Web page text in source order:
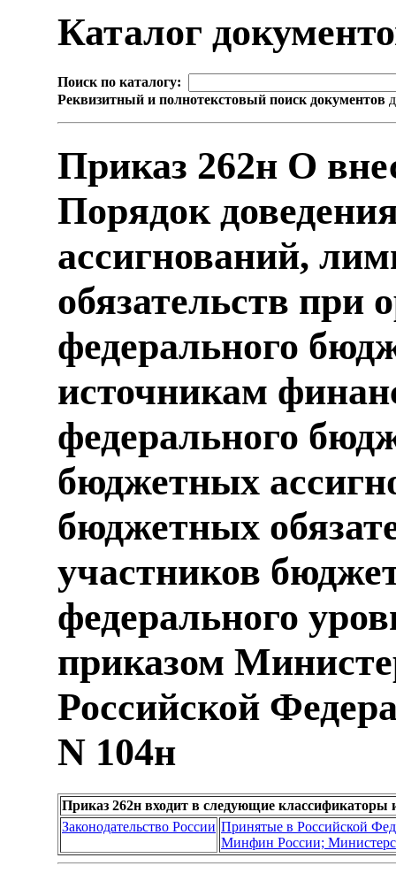
Каталог
Поиск по каталогу:
Реквизитный и полнотекстовый поиск документов
Приказ 262н О
Порядок
ассигнований,
обязательств при
федерального
источникам
федерального
бюджетных
бюджетных
участников
федерального
приказом
Российской
N 104н
Приказ 262н входит в следующие классификаторы
Законодательство России Принятые в Российской
Минфин России;